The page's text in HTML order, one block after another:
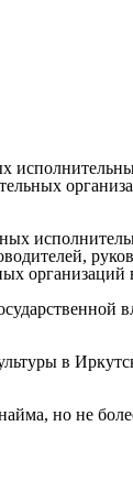
организаций
в
но не